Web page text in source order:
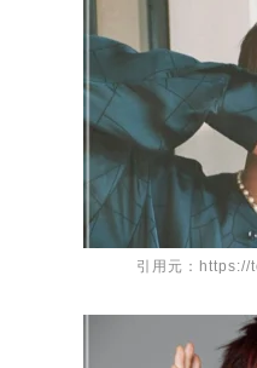
引用元：